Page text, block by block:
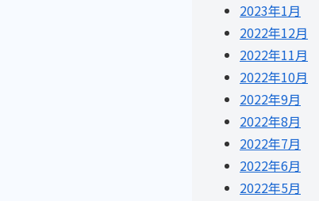
2023年1月
2022年12月
2022年11月
2022年10月
2022年9月
2022年8月
2022年7月
2022年6月
2022年5月